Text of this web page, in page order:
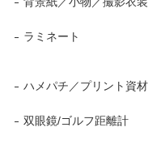
ラミネート
ハメパチ／プリント資材
双眼鏡/ゴルフ距離計